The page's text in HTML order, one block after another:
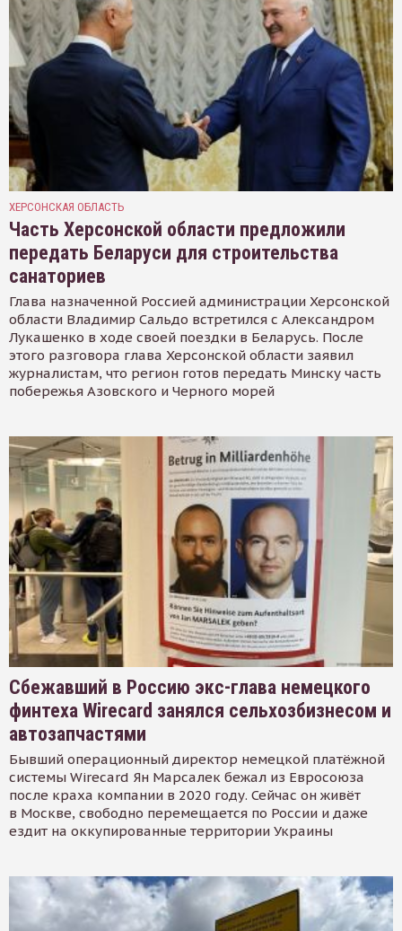
ХЕРСОНСКАЯ ОБЛАСТЬ
Часть Херсонской области предложили
передать Беларуси для строительства
санаториев
Глава назначенной Россией администрации Херсонской
области Владимир Сальдо встретился с Александром
Лукашенко в ходе своей поездки в Беларусь. После
этого разговора глава Херсонской области заявил
журналистам, что регион готов передать Минску часть
побережья Азовского и Черного морей
Сбежавший в Россию экс-глава немецкого
финтеха Wirecard занялся сельхозбизнесом и
автозапчастями
Бывший операционный директор немецкой платёжной
системы Wirecard Ян Марсалек бежал из Евросоюза
после краха компании в 2020 году. Сейчас он живёт
в Москве, свободно перемещается по России и даже
ездит на оккупированные территории Украины